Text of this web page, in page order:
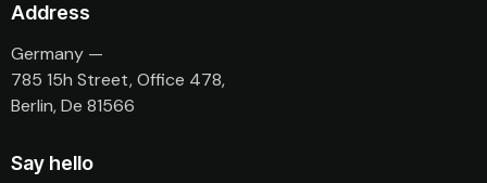
Address
Germany —
785 15h Street, Office 478,
Berlin, De 81566
Say hello